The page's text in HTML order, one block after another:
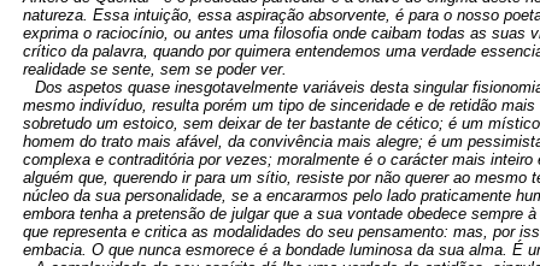
natureza. Essa intuição, essa aspiração absorvente, é para o nosso
exprima o raciocínio, ou antes uma filosofia onde caibam todas as suas
crítico da palavra, quando por quimera entendemos uma verdade
realidade se sente, sem se poder ver.
Dos aspetos quase inesgotavelmente variáveis desta singular
mesmo indivíduo, resulta porém um tipo de sinceridade e de retidão
sobretudo um estoico, sem deixar de ter bastante de cético; é um
homem do trato mais afável, da convivência mais alegre; é um
complexa e contraditória por vezes; moralmente é o carácter mais
alguém que, querendo ir para um sítio, resiste por não querer ao
núcleo da sua personalidade, se a encararmos pelo lado praticamente
embora tenha a pretensão de julgar que a sua vontade obedece
que representa e critica as modalidades do seu pensamento: mas, por
embacia. O que nunca esmorece é a bondade luminosa da sua alma. É